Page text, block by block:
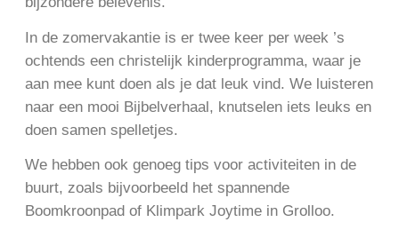
In de zomervakantie is er twee keer per week ’s
ochtends een christelijk kinderprogramma, waar je
aan mee kunt doen als je dat leuk vind. We luisteren
naar een mooi Bijbelverhaal, knutselen iets leuks en
doen samen spelletjes.
We hebben ook genoeg tips voor activiteiten in de
buurt, zoals bijvoorbeeld het spannende
Boomkroonpad of Klimpark Joytime in Grolloo.